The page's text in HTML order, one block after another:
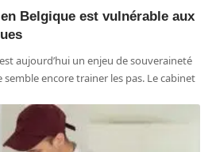
Belgique est vulnérable aux
aujourd’hui un enjeu de souveraineté
encore trainer les pas. Le cabinet